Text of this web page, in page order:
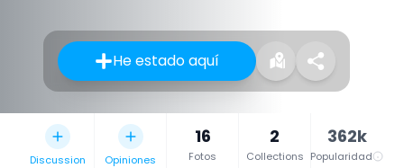
He estado aquí
Discussion Opiniones
16
Fotos
2
Collections
362k
Popularidad